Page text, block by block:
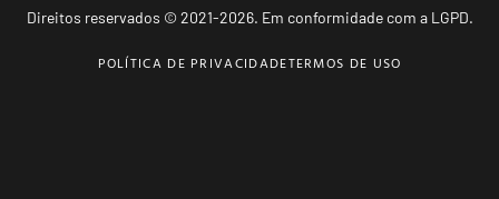
Direitos reservados © 2021-2026. Em conformidade com a LGPD.
POLÍTICA DE PRIVACIDADETERMOS DE USO